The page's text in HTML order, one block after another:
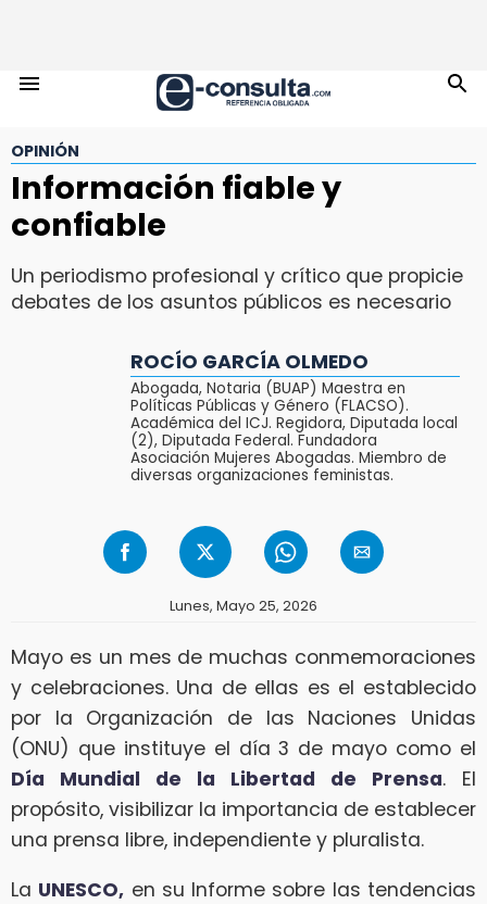
OPINIÓN
Información fiable y
confiable
Un periodismo profesional y crítico que propicie
debates de los asuntos públicos es necesario
ROCÍO GARCÍA OLMEDO
Abogada, Notaria (BUAP) Maestra en
Políticas Públicas y Género (FLACSO).
Académica del ICJ. Regidora, Diputada local
(2), Diputada Federal. Fundadora
Asociación Mujeres Abogadas. Miembro de
diversas organizaciones feministas.
Lunes, Mayo 25, 2026
Mayo es un mes de muchas conmemoraciones
y celebraciones. Una de ellas es el establecido
por la Organización de las Naciones Unidas
(ONU) que instituye el día 3 de mayo como el
Día Mundial de la Libertad de Prensa. El
propósito, visibilizar la importancia de establecer
una prensa libre, independiente y pluralista.
La UNESCO, en su Informe sobre las tendencias